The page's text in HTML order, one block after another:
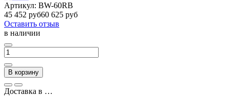
Артикул: BW-60RB
45 452 руб60 625 руб
Оставить отзыв
в наличии
В корзину
Доставка в …